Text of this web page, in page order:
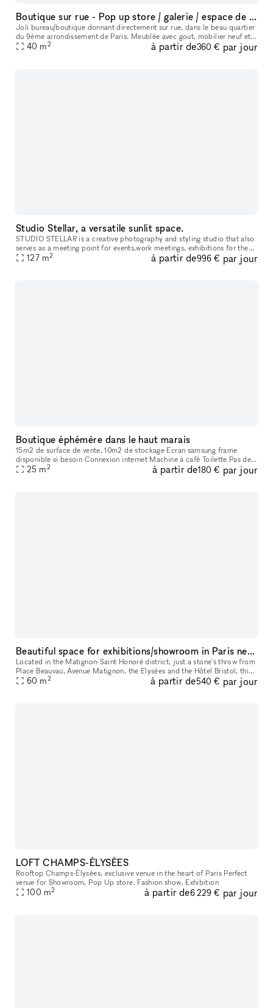
Boutique sur rue - Pop up store / galerie / espace de travail... dans super quartier !
Joli bureau/boutique donnant directement sur rue, dans le beau quartier
du 9ème arrondissement de Paris. Meublée avec gout, mobilier neuf et
bien équipé. Un espace principale avec grande table de tra
40 m2 à partir de360 € par jour
Studio Stellar, a versatile sunlit space.
STUDIO STELLAR is a creative photography and styling studio that also
serves as a meeting point for events,work meetings, exhibitions for the
Berlin and international artistic community, world-famous
127 m2 à partir de996 € par jour
Boutique éphémère dans le haut marais
15m2 de surface de vente, 10m2 de stockage Ecran samsung frame
disponible si besoin Connexion internet Machine à café Toilette Pas de
possibilité de cuisiner sur place
25 m2 à partir de180 € par jour
Beautiful space for exhibitions/showroom in Paris near Matignon - Champs Elysées
Located in the Matignon-Saint Honoré district, just a stone's throw from
Place Beauvau, Avenue Matignon, the Elysées and the Hôtel Bristol, this
space is available for temporary rental to organise yo
60 m2 à partir de540 € par jour
LOFT CHAMPS-ÉLYSÉES
Rooftop Champs-Élysées, exclusive venue in the heart of Paris Perfect
venue for Showroom, Pop Up store, Fashion show, Exhibition
100 m2 à partir de6 229 € par jour